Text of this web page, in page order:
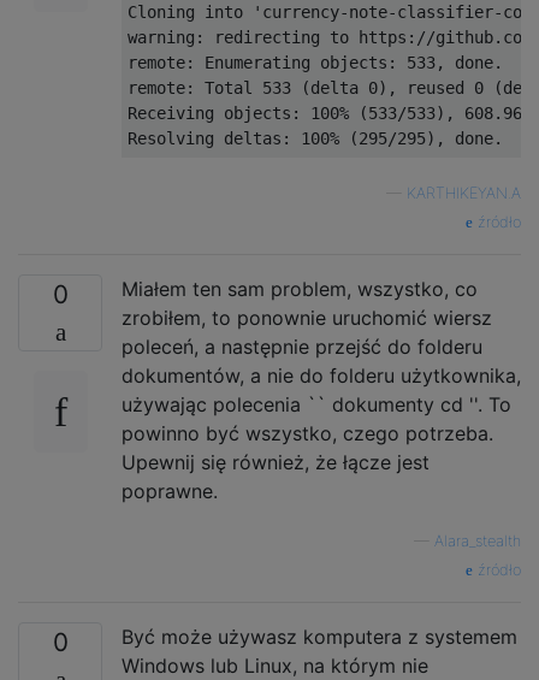
Cloning into 'currency-note-classifier-
warning: redirecting to https://
remote: Enumerating objects: 533, done.
remote: Total 533 (delta 0), reused 0
Receiving objects: 100% (533/533),
KARTHIKEYAN.A
źródło
0
Miałem ten sam problem, wszystko, co
zrobiłem, to ponownie uruchomić wiersz
poleceń, a następnie przejść do folderu
dokumentów, a nie do folderu użytkownika,
używając polecenia `` dokumenty cd ''. To
powinno być wszystko, czego potrzeba.
Upewnij się również, że łącze jest
poprawne.
Alara_stealth
źródło
0
Być może używasz komputera z systemem
Windows lub Linux, na którym nie